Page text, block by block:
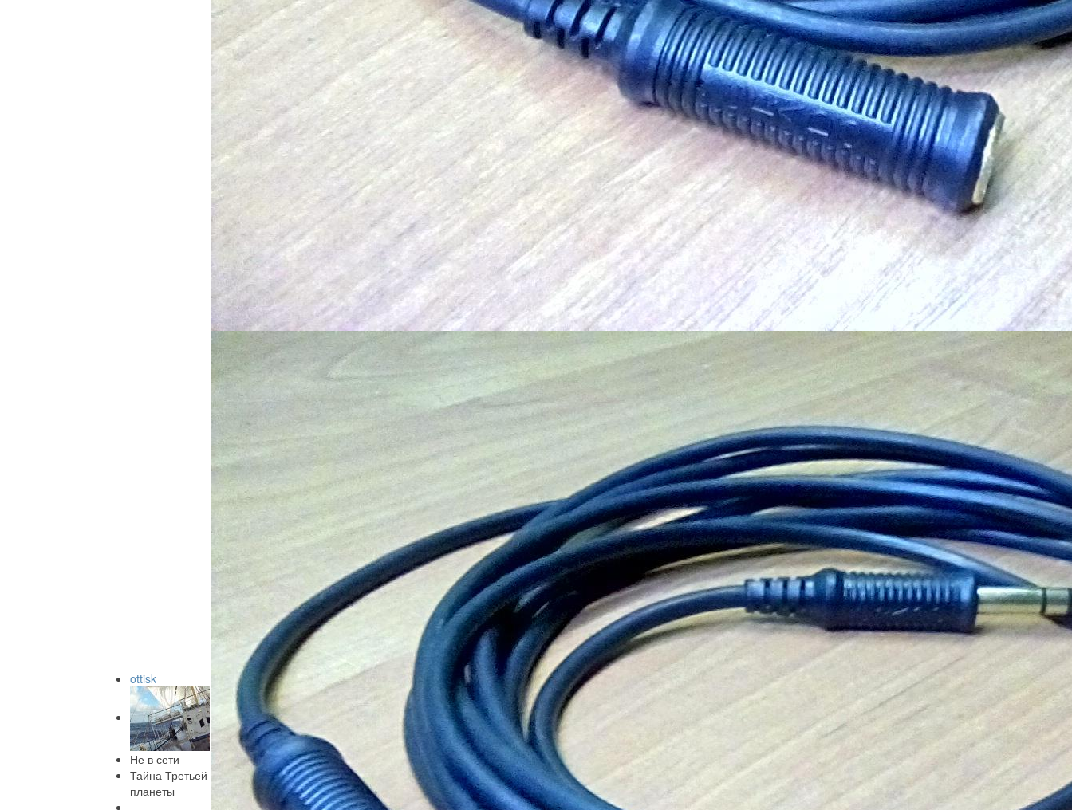
ottisk
Не в сети
Тайна Третьей
планеты